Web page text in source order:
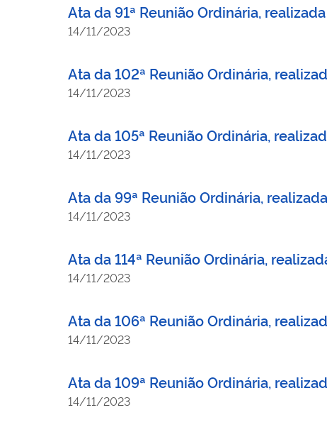
Ata da 91ª Reunião Ordinária,
14/11/2023
Ata da 102ª Reunião Ordinária,
14/11/2023
Ata da 105ª Reunião Ordinária,
14/11/2023
Ata da 99ª Reunião Ordinária,
14/11/2023
Ata da 114ª Reunião Ordinária,
14/11/2023
Ata da 106ª Reunião Ordinária,
14/11/2023
Ata da 109ª Reunião Ordinária,
14/11/2023